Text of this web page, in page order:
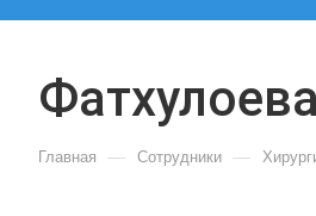
Главная — Сотрудники —